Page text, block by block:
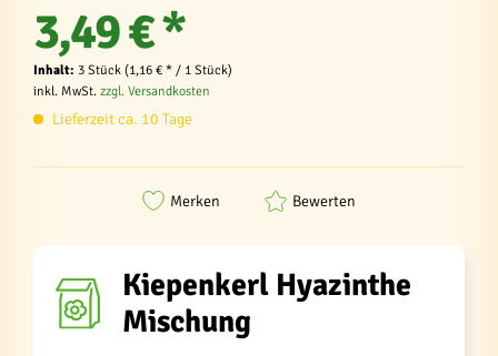
3,49 € *
Inhalt: 3 Stück (1,16 € * / 1 Stück)
inkl. MwSt. zzgl. Versandkosten
Lieferzeit ca. 10 Tage
Merken Bewerten
Kiepenkerl Hyazinthe
Mischung